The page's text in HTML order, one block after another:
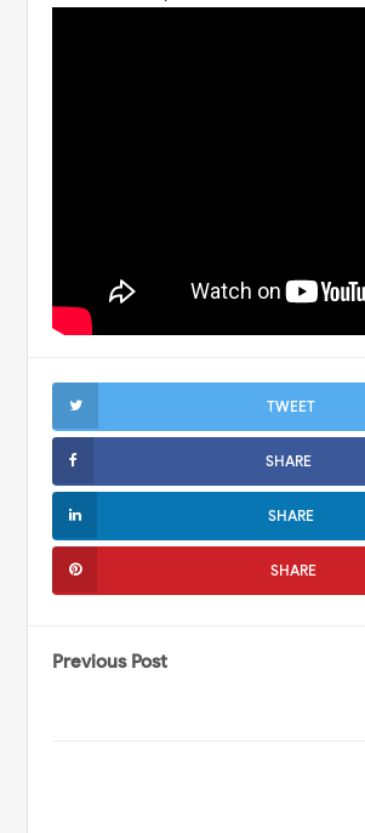
TWEET
SHARE
SHARE
SHARE
Previous Post